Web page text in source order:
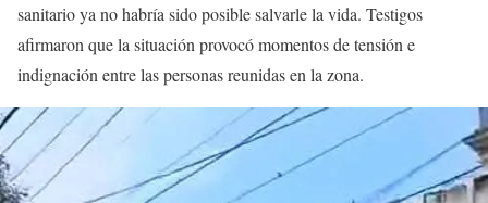
sanitario ya no habría sido posible salvarle la vida. Testigos
afirmaron que la situación provocó momentos de tensión e
indignación entre las personas reunidas en la zona.